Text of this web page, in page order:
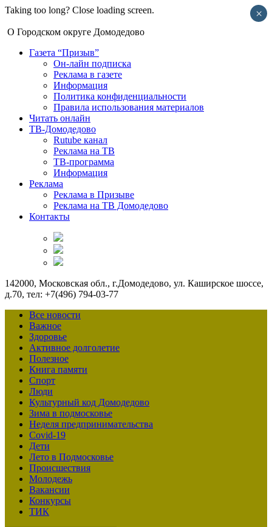
Taking too long? Close loading screen.
О Городском округе Домодедово
Газета “Призыв”
Он-лайн подписка
Реклама в газете
Информация
Политика конфиденциальности
Правила использования материалов
Читать онлайн
ТВ-Домодедово
Rutube канал
Реклама на ТВ
ТВ-программа
Информация
Реклама
Реклама в Призыве
Реклама на ТВ Домодедово
Контакты
142000, Московская обл., г.Домодедово, ул. Каширское шоссе,
д.70, тел: +7(496) 794-03-77
Все новости
Важное
Здоровье
Активное долголетие
Полезное
Книга памяти
Спорт
Люди
Культурный код Домодедово
Зима в подмосковье
Неделя предпринимательства
Covid-19
Дети
Лето в Подмосковье
Происшествия
Молодежь
Вакансии
Конкурсы
ТИК
×